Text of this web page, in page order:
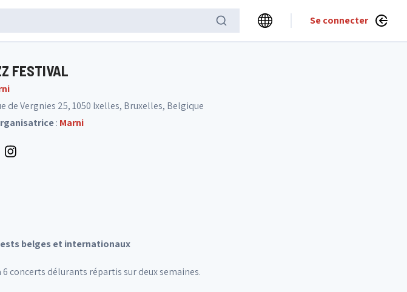
Se connecter
FESTIVAL
de Vergnies 25, 1050 Ixelles, Bruxelles, Belgique
: Marni
belges et internationaux
concerts délurants répartis sur deux semaines.